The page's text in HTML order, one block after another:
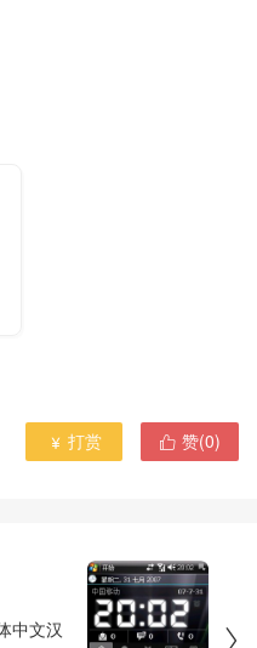
 赞(0)
 打赏

中文汉